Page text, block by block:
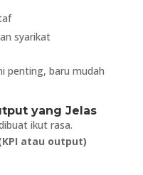
syarikat
penting, baru mudah
yang Jelas
ikut rasa.
atau output)